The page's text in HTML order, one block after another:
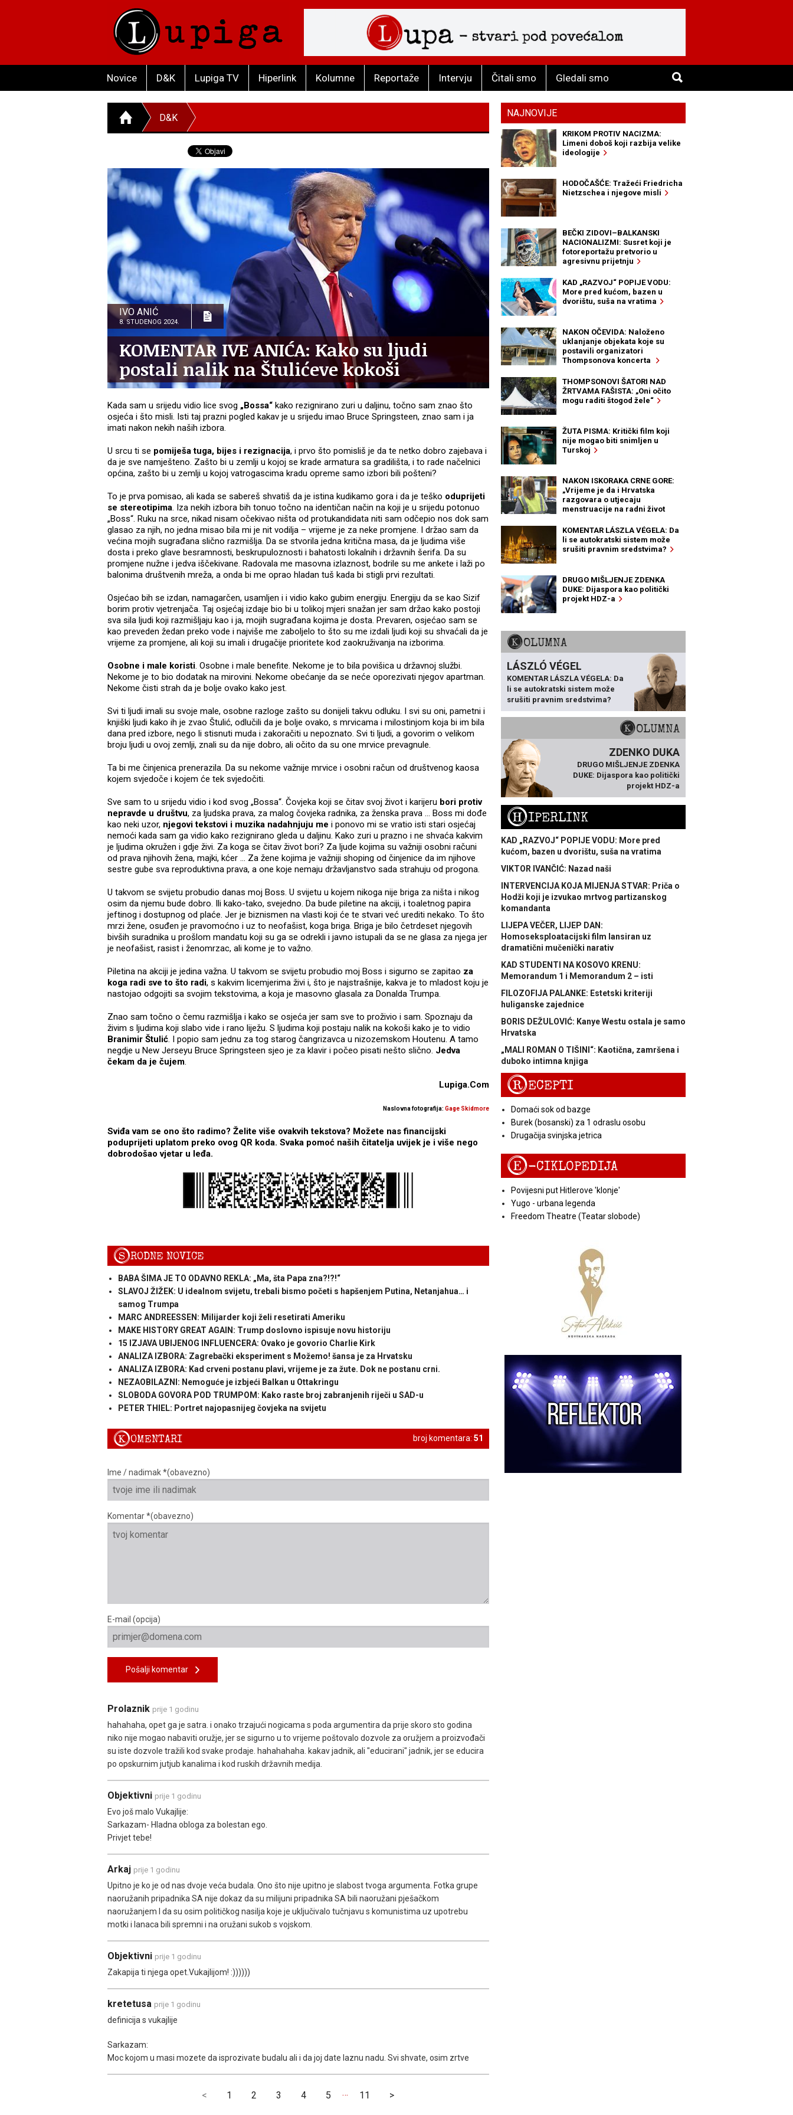
Novice D&K Lupiga TV Hiperlink Kolumne Reportaže Intervju Čitali smo Gledali smo
D&K
IVO ANIĆ
8. STUDENOG 2024.
KOMENTAR IVE ANIĆA: Kako su ljudi
postali nalik na Štulićeve kokoši
Kada sam u srijedu vidio lice svog „Bossa“ kako rezignirano zuri u daljinu, točno sam znao što
osjeća i što misli. Isti taj prazni pogled kakav je u srijedu imao Bruce Springsteen, znao sam i ja
imati nakon nekih naših izbora.
U srcu ti se pomiješa tuga, bijes i rezignacija, i prvo što pomisliš je da te netko dobro zajebava i
da je sve namješteno. Zašto bi u zemlji u kojoj se krade armatura sa gradilišta, i to rade načelnici
općina, zašto bi u zemlji u kojoj vatrogascima kradu opreme samo izbori bili pošteni?
To je prva pomisao, ali kada se sabereš shvatiš da je istina kudikamo gora i da je teško oduprijeti
se stereotipima. Iza nekih izbora bih tonuo točno na identičan način na koji je u srijedu potonuo
„Boss“. Ruku na srce, nikad nisam očekivao ništa od protukandidata niti sam odčepio nos dok sam
glasao za njih, no jedna misao bila mi je nit vodilja – vrijeme je za neke promjene. I držao sam da
većina mojih sugrađana slično razmišlja. Da se stvorila jedna kritična masa, da je ljudima više
dosta i preko glave besramnosti, beskrupuloznosti i bahatosti lokalnih i državnih šerifa. Da su
promjene nužne i jedva iščekivane. Radovala me masovna izlaznost, bodrile su me ankete i laži po
balonima društvenih mreža, a onda bi me oprao hladan tuš kada bi stigli prvi rezultati.
Osjećao bih se izdan, namagarčen, usamljen i i vidio kako gubim energiju. Energiju da se kao Sizif
borim protiv vjetrenjača. Taj osjećaj izdaje bio bi u tolikoj mjeri snažan jer sam držao kako postoji
sva sila ljudi koji razmišljaju kao i ja, mojih sugrađana kojima je dosta. Prevaren, osjećao sam se
kao preveden žedan preko vode i najviše me zaboljelo to što su me izdali ljudi koji su shvaćali da je
vrijeme za promjene, ali koji su imali i drugačije prioritete kod zaokruživanja na izborima.
Osobne i male koristi. Osobne i male benefite. Nekome je to bila povišica u državnoj službi.
Nekome je to bio dodatak na mirovini. Nekome obećanje da se neće oporezivati njegov apartman.
Nekome čisti strah da je bolje ovako kako jest.
Svi ti ljudi imali su svoje male, osobne razloge zašto su donijeli takvu odluku. I svi su oni, pametni i
knjiški ljudi kako ih je zvao Štulić, odlučili da je bolje ovako, s mrvicama i milostinjom koja bi im bila
dana pred izbore, nego li stisnuti muda i zakoračiti u nepoznato. Svi ti ljudi, a govorim o velikom
broju ljudi u ovoj zemlji, znali su da nije dobro, ali očito da su one mrvice prevagnule.
Ta bi me činjenica prenerazila. Da su nekome važnije mrvice i osobni račun od društvenog kaosa
kojem svjedoče i kojem će tek svjedočiti.
Sve sam to u srijedu vidio i kod svog „Bossa“. Čovjeka koji se čitav svoj život i karijeru bori protiv
nepravde u društvu, za ljudska prava, za malog čovjeka radnika, za ženska prava ... Boss mi dođe
kao neki uzor, njegovi tekstovi i muzika nadahnjuju me i ponovo mi se vratio isti stari osjećaj
nemoći kada sam ga vidio kako rezignirano gleda u daljinu. Kako zuri u prazno i ne shvaća kakvim
je ljudima okružen i gdje živi. Za koga se čitav život bori? Za ljude kojima su važniji osobni računi
od prava njihovih žena, majki, kćer ... Za žene kojima je važniji shoping od činjenice da im njihove
sestre gube sva reproduktivna prava, a one koje nemaju državljanstvo sada strahuju od progona.
U takvom se svijetu probudio danas moj Boss. U svijetu u kojem nikoga nije briga za ništa i nikog
osim da njemu bude dobro. Ili kako-tako, svejedno. Da bude piletine na akciji, i toaletnog papira
jeftinog i dostupnog od plaće. Jer je biznismen na vlasti koji će te stvari već urediti nekako. To što
mrzi žene, osuđen je pravomoćno i uz to neofašist, koga briga. Briga je bilo četrdeset njegovih
bivših suradnika u prošlom mandatu koji su ga se odrekli i javno istupali da se ne glasa za njega jer
je neofašist, rasist i ženomrzac, ali kome je to važno.
Piletina na akciji je jedina važna. U takvom se svijetu probudio moj Boss i sigurno se zapitao za
koga radi sve to što radi, s kakvim licemjerima živi i, što je najstrašnije, kakva je to mladost koju je
nastojao odgojiti sa svojim tekstovima, a koja je masovno glasala za Donalda Trumpa.
Znao sam točno o čemu razmišlja i kako se osjeća jer sam sve to proživio i sam. Spoznaju da
živim s ljudima koji slabo vide i rano liježu. S ljudima koji postaju nalik na kokoši kako je to vidio
Branimir Štulić. I popio sam jednu za tog starog čangrizavca u nizozemskom Houtenu. A tamo
negdje u New Jerseyu Bruce Springsteen sjeo je za klavir i počeo pisati nešto slično. Jedva
čekam da je čujem.
Lupiga.Com
Naslovna fotografija: Gage Skidmore
Sviđa vam se ono što radimo? Želite više ovakvih tekstova? Možete nas financijski
poduprijeti uplatom preko ovog QR koda. Svaka pomoć naših čitatelja uvijek je i više nego
dobrodošao vjetar u leđa.
SRODNE NOVICE
BABA ŠIMA JE TO ODAVNO REKLA: „Ma, šta Papa zna?!?!“
SLAVOJ ŽIŽEK: U idealnom svijetu, trebali bismo početi s hapšenjem Putina, Netanjahua… i
samog Trumpa
MARC ANDREESSEN: Milijarder koji želi resetirati Ameriku
MAKE HISTORY GREAT AGAIN: Trump doslovno ispisuje novu historiju
15 IZJAVA UBIJENOG INFLUENCERA: Ovako je govorio Charlie Kirk
ANALIZA IZBORA: Zagrebački eksperiment s Možemo! šansa je za Hrvatsku
ANALIZA IZBORA: Kad crveni postanu plavi, vrijeme je za žute. Dok ne postanu crni.
NEZAOBILAZNI: Nemoguće je izbjeći Balkan u Ottakringu
SLOBODA GOVORA POD TRUMPOM: Kako raste broj zabranjenih riječi u SAD-u
PETER THIEL: Portret najopasnijeg čovjeka na svijetu
broj komentara: 51
KOMENTARI
Ime / nadimak *(obavezno)
Komentar *(obavezno)
E-mail (opcija)
Pošalji komentar
Prolaznik prije 1 godinu
hahahaha, opet ga je satra. i onako trzajući nogicama s poda argumentira da prije skoro sto godina
niko nije mogao nabaviti oružje, jer se sigurno u to vrijeme poštovalo dozvole za oružjem a proizvođači
su iste dozvole tražili kod svake prodaje. hahahahaha. kakav jadnik, ali "educirani" jadnik, jer se educira
po opskurnim jutjub kanalima i kod ruskih državnih medija.
Objektivni prije 1 godinu
Evo još malo Vukajlije:
Sarkazam- Hladna obloga za bolestan ego.
Privjet tebe!
Arkaj prije 1 godinu
Upitno je ko je od nas dvoje veća budala. Ono što nije upitno je slabost tvoga argumenta. Fotka grupe
naoružanih pripadnika SA nije dokaz da su milijuni pripadnika SA bili naoružani pješačkom
naoružanjem I da su osim političkog nasilja koje je uključivalo tučnjavu s komunistima uz upotrebu
motki i lanaca bili spremni i na oružani sukob s vojskom.
Objektivni prije 1 godinu
Zakapija ti njega opet.Vukajlijom! :))))))
kretetusa prije 1 godinu
definicija s vukajlije
Sarkazam:
Moc kojom u masi mozete da isprozivate budalu ali i da joj date laznu nadu. Svi shvate, osim zrtve
< 1 2 3 4 5 … 11 >
NAJNOVIJE
KRIKOM PROTIV NACIZMA:
Limeni doboš koji razbija velike
ideologije
HODOČAŠĆE: Tražeći Friedricha
Nietzschea i njegove misli
BEČKI ZIDOVI–BALKANSKI
NACIONALIZMI: Susret koji je
fotoreportažu pretvorio u
agresivnu prijetnju
KAD „RAZVOJ“ POPIJE VODU:
More pred kućom, bazen u
dvorištu, suša na vratima
NAKON OČEVIDA: Naloženo
uklanjanje objekata koje su
postavili organizatori
Thompsonova koncerta
THOMPSONOVI ŠATORI NAD
ŽRTVAMA FAŠISTA: „Oni očito
mogu raditi štogod žele“
ŽUTA PISMA: Kritički film koji
nije mogao biti snimljen u
Turskoj
NAKON ISKORAKA CRNE GORE:
„Vrijeme je da i Hrvatska
razgovara o utjecaju
menstruacije na radni život
KOMENTAR LÁSZLA VÉGELA: Da
li se autokratski sistem može
srušiti pravnim sredstvima?
DRUGO MIŠLJENJE ZDENKA
DUKE: Dijaspora kao politički
projekt HDZ-a
KOLUMNA
LÁSZLÓ VÉGEL
KOMENTAR LÁSZLA VÉGELA: Da
li se autokratski sistem može
srušiti pravnim sredstvima?
KOLUMNA
ZDENKO DUKA
DRUGO MIŠLJENJE ZDENKA
DUKE: Dijaspora kao politički
projekt HDZ-a
HIPERLINK
KAD „RAZVOJ“ POPIJE VODU: More pred
kućom, bazen u dvorištu, suša na vratima
VIKTOR IVANČIĆ: Nazad naši
INTERVENCIJA KOJA MIJENJA STVAR: Priča o
Hodži koji je izvukao mrtvog partizanskog
komandanta
LIJEPA VEČER, LIJEP DAN:
Homoseksploatacijski film lansiran uz
dramatični mučenički narativ
KAD STUDENTI NA KOSOVO KRENU:
Memorandum 1 i Memorandum 2 – isti
FILOZOFIJA PALANKE: Estetski kriteriji
huliganske zajednice
BORIS DEŽULOVIĆ: Kanye Westu ostala je samo
Hrvatska
„MALI ROMAN O TIŠINI“: Kaotična, zamršena i
duboko intimna knjiga
RECEPTI
Domaći sok od bazge
Burek (bosanski) za 1 odraslu osobu
Drugačija svinjska jetrica
E-CIKLOPEDIJA
Povijesni put Hitlerove 'klonje'
Yugo - urbana legenda
Freedom Theatre (Teatar slobode)